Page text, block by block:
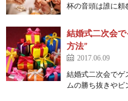
杯の音頭は誰に
結婚式二次会
方法”
2017.06.09
結婚式二次会でゲ
ムの勝ち抜きや